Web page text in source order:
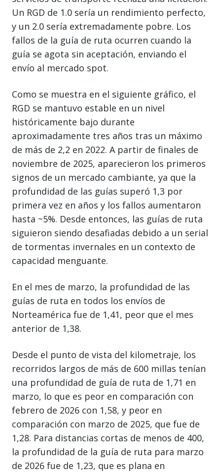
Un RGD de 1.0 sería un rendimiento perfecto,
y un 2.0 sería extremadamente pobre. Los
fallos de la guía de ruta ocurren cuando la
guía se agota sin aceptación, enviando el
envío al mercado spot.
Como se muestra en el siguiente gráfico, el
RGD se mantuvo estable en un nivel
históricamente bajo durante
aproximadamente tres años tras un máximo
de más de 2,2 en 2022. A partir de finales de
noviembre de 2025, aparecieron los primeros
signos de un mercado cambiante, ya que la
profundidad de las guías superó 1,3 por
primera vez en años y los fallos aumentaron
hasta ~5%. Desde entonces, las guías de ruta
siguieron siendo desafiadas debido a un serial
de tormentas invernales en un contexto de
capacidad menguante.
En el mes de marzo, la profundidad de las
guías de ruta en todos los envíos de
Norteamérica fue de 1,41, peor que el mes
anterior de 1,38.
Desde el punto de vista del kilometraje, los
recorridos largos de más de 600 millas tenían
una profundidad de guía de ruta de 1,71 en
marzo, lo que es peor en comparación con
febrero de 2026 con 1,58, y peor en
comparación con marzo de 2025, que fue de
1,28. Para distancias cortas de menos de 400,
la profundidad de la guía de ruta para marzo
de 2026 fue de 1,23, que es plana en